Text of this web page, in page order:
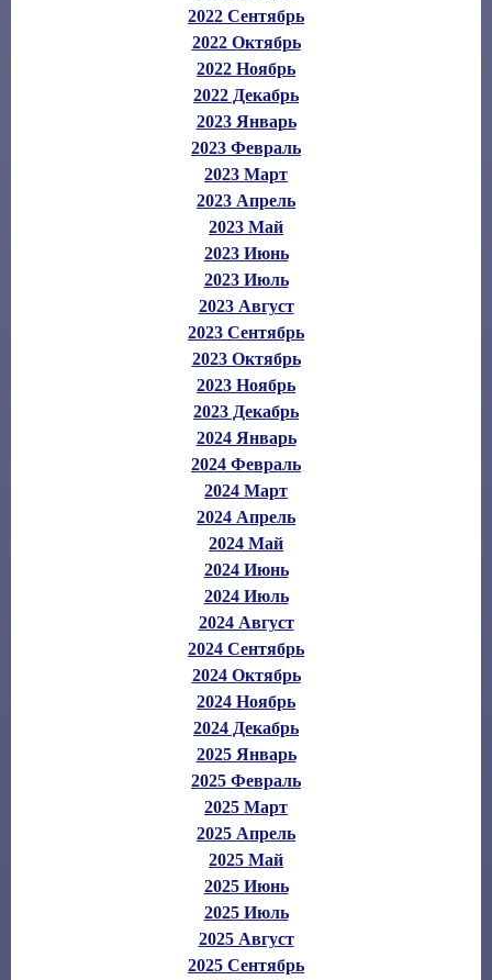
2022 Сентябрь
2022 Октябрь
2022 Ноябрь
2022 Декабрь
2023 Январь
2023 Февраль
2023 Март
2023 Апрель
2023 Май
2023 Июнь
2023 Июль
2023 Август
2023 Сентябрь
2023 Октябрь
2023 Ноябрь
2023 Декабрь
2024 Январь
2024 Февраль
2024 Март
2024 Апрель
2024 Май
2024 Июнь
2024 Июль
2024 Август
2024 Сентябрь
2024 Октябрь
2024 Ноябрь
2024 Декабрь
2025 Январь
2025 Февраль
2025 Март
2025 Апрель
2025 Май
2025 Июнь
2025 Июль
2025 Август
2025 Сентябрь